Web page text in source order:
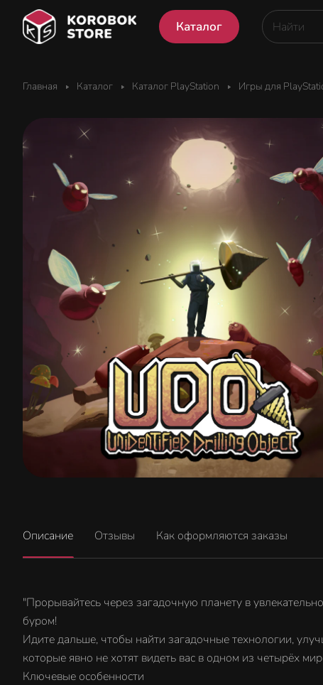
Каталог
Главная Каталог Каталог PlayStation Игры для
Описание Отзывы Как оформляются заказы
"Прорывайтесь через загадочную планету в
буром!
Идите дальше, чтобы найти загадочные технологии,
которые явно не хотят видеть вас в одном из четырёх
Ключевые особенности